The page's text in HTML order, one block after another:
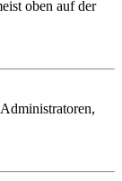
oben auf der